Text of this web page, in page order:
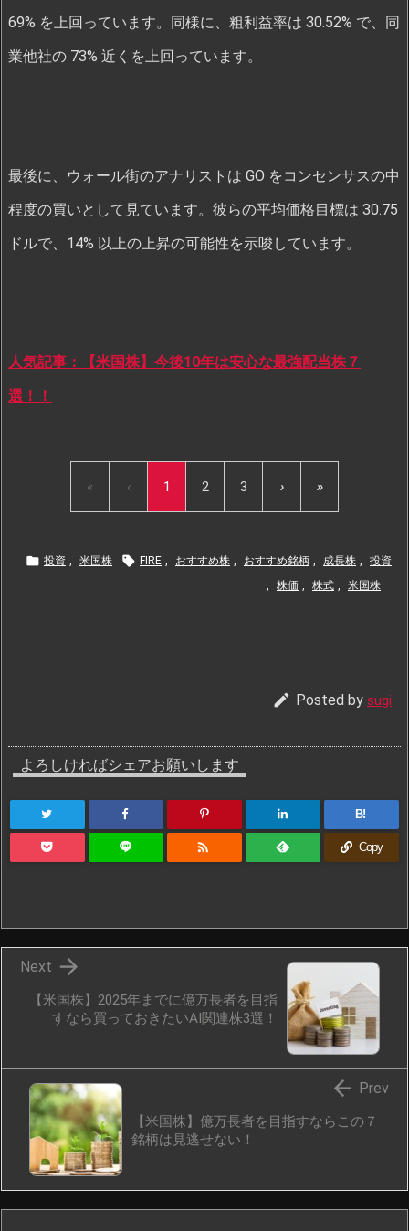
69% を上回っています。同様に、粗利益率は 30.52% で、同
業他社の 73% 近くを上回っています。
最後に、ウォール街のアナリストは GO をコンセンサスの中
程度の買いとして見ています。彼らの平均価格目標は 30.75
ドルで、14% 以上の上昇の可能性を示唆しています。
人気記事：【米国株】今後10年は安心な最強配当株７
選！！
« ‹ 1 2 3 › »
 投資 米国株  FIRE おすすめ株 おすすめ銘柄 成長株
投資
株価 株式 米国株
 Posted by sugi
よろしければシェアお願いします
B!
 Copy
【米国株】2025年までに億万長者を目指
すなら買っておきたいAI関連株3選！

Next
【米国株】億万長者を目指すならこの７
銘柄は見逃せない！
 Prev